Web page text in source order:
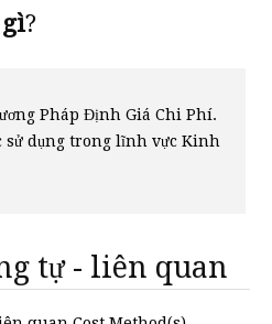
gì?
Pháp Định Giá Chi Phí.
sử dụng trong lĩnh vực Kinh
tự - liên quan